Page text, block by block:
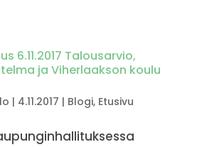
6.11.2017 Talousarvio,
ja Viherlaakson koulu
| 4.11.2017 | Blogi, Etusivu